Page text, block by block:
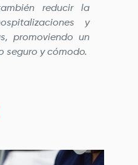
reducir la
y
promoviendo un
seguro y cómodo.